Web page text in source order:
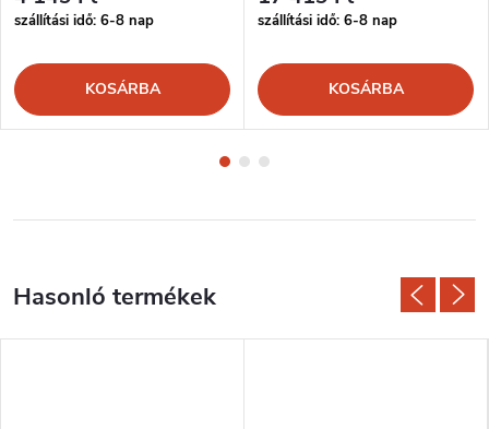
szállítási idő: 6-8 nap
KOSÁRBA
szállítási idő: 6-8 nap
KOSÁRBA